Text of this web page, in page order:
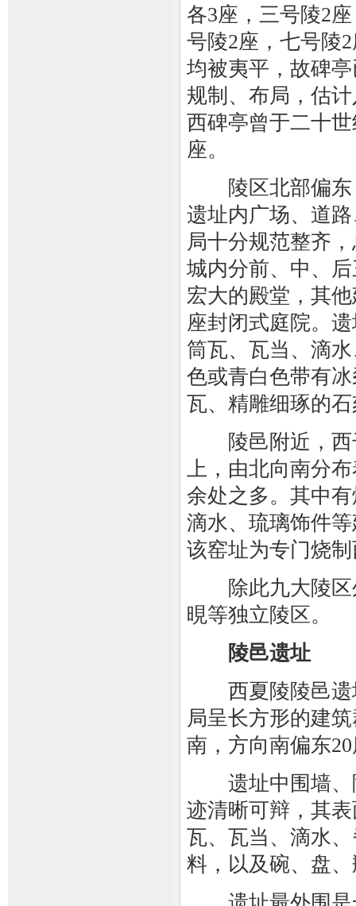
各3座，三号陵2
号陵2座，七号陵
均被夷平，故碑
规制、布局，估
西碑亭曾于二十
座。
陵区北部偏东
遗址内广场、道
局十分规范整齐
城内分前、中、
宏大的殿堂，其
座封闭式庭院。
筒瓦、瓦当、滴
色或青白色带有
瓦、精雕细琢的
陵邑附近，西
上，由北向南分
余处之多。其中
滴水、琉璃饰件
该窑址为专门烧
除此九大陵区
晛等独立陵区。
陵邑遗址
西夏陵陵邑遗
局呈长方形的建
南，方向南偏东
遗址中围墙、
迹清晰可辩，其
瓦、瓦当、滴水
料，以及碗、盘